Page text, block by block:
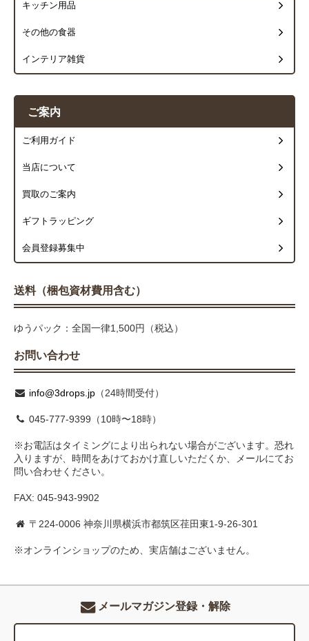
キッチン用品
その他の食器
インテリア雑貨
ご案内
ご利用ガイド
当店について
買取のご案内
ギフトラッピング
会員登録募集中
送料（梱包資材費用含む）
ゆうパック：全国一律1,500円（税込）
お問い合わせ
info@3drops.jp （24時間受付）
045-777-9399（10時〜18時）
※お電話はタイミングにより出られない場合がございます。恐れ
入りますが、時間をあけておかけ直しいただくか、メールにてお
問い合わせください。
FAX: 045-943-9902
〒224-0006 神奈川県横浜市都筑区荏田東1-9-26-301
※オンラインショップのため、実店舗はございません。
メールマガジン登録・解除